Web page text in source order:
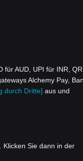
für AUD, UPI für INR,
Alchemy Pay,
durch Dritte] aus und
Klicken Sie dann in der